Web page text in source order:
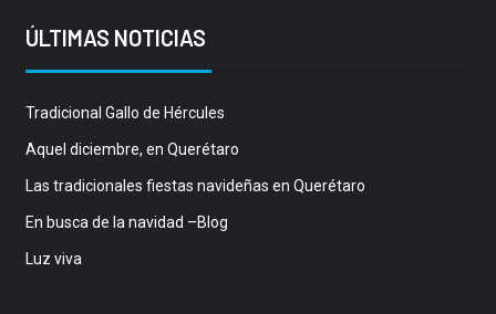
ÚLTIMAS NOTICIAS
Tradicional Gallo de Hércules
Aquel diciembre, en Querétaro
Las tradicionales fiestas navideñas en Querétaro
En busca de la navidad –Blog
Luz viva